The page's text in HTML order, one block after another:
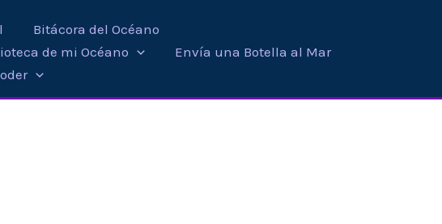
Bitácora del Océano
de mi Océano
Envía una Botella al Mar